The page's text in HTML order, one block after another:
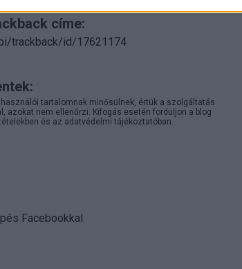
címe:
trackback/id/17621174
tartalomnak minősülnek, értük a szolgáltatás
nem ellenőrzi. Kifogás esetén forduljon a blog
és az adatvédelmi tájékoztatóban
Facebookkal